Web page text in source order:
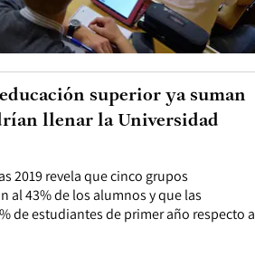
2019 revela que cinco grupos
al 43% de los alumnos y que las
de estudiantes de primer año respecto a
superior ya suman
llenar la Universidad